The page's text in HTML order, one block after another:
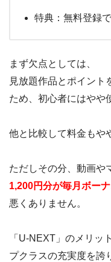
特典：無料登録
まず欠点としては、
見放題作品とポイント
ため、初心者にはやや
他と比較して料金もや
ただしその分、動画や
1,200円分が毎月ボー
悪くありません。
「U-NEXT」のメリッ
プクラスの充実度を誇